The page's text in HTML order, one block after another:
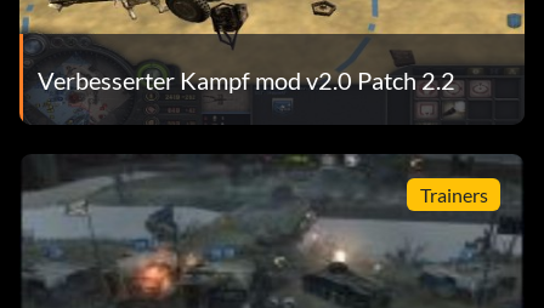
Verbesserter Kampf mod v2.0 Patch 2.2
Trainers